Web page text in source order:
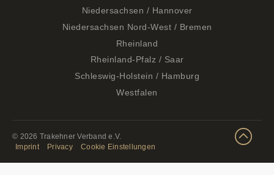
Niedersachsen / Hannover
Niedersachsen Nord-West / Bremen
Rheinland
Rheinland-Pfalz / Saar
Schleswig-Holstein / Hamburg
Westfalen
© 2026 Trakehner Verband e.V.
Imprint
Privacy Cookie Einstellungen